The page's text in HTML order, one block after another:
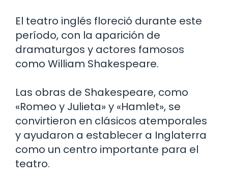
El teatro inglés floreció durante este
período, con la aparición de
dramaturgos y actores famosos
como William Shakespeare.
Las obras de Shakespeare, como
«Romeo y Julieta» y «Hamlet», se
convirtieron en clásicos atemporales
y ayudaron a establecer a Inglaterra
como un centro importante para el
teatro.